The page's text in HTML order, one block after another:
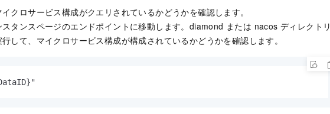
クロサービス構成がクエリされているかどうかを確認します。
タンスページのエンドポイントに移動します。 diamond または nacos ディレクトリ
して、マイクロサービス構成が構成されているかどうかを確認します。